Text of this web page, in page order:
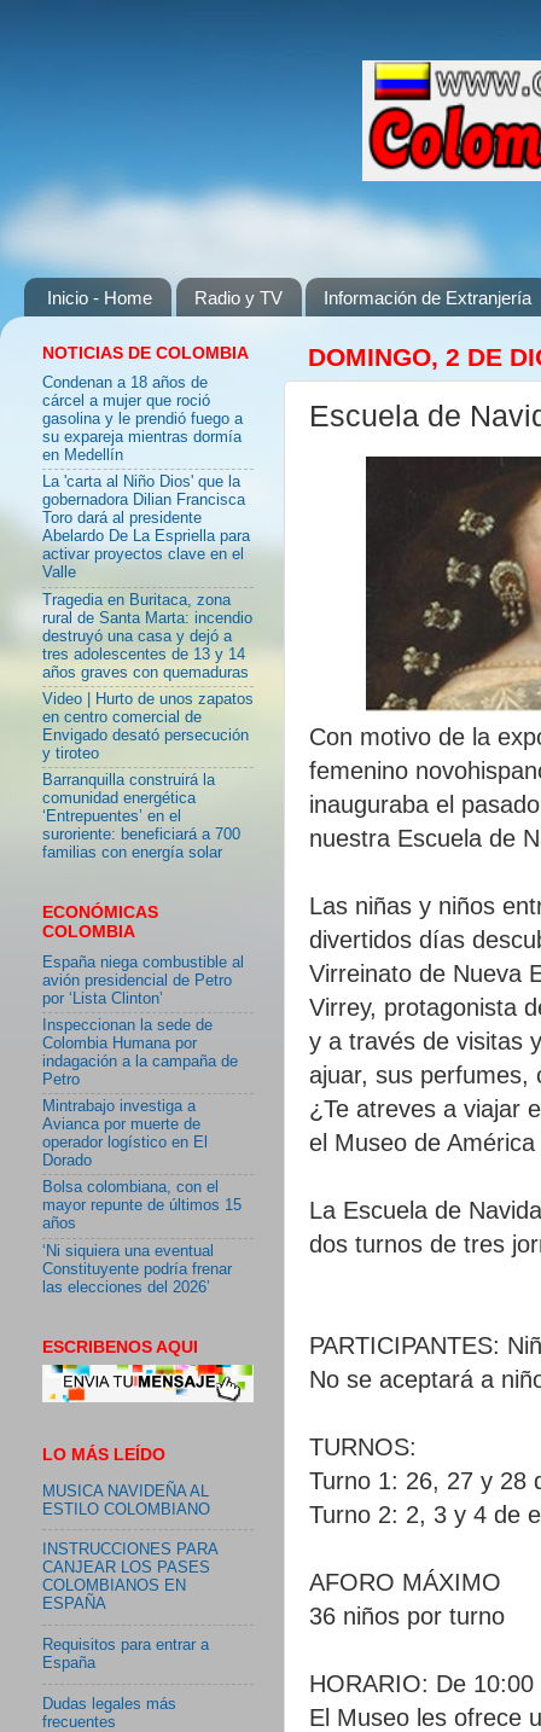
Inicio - Home Radio y TV Información de Extranjería
DOMINGO, 2 DE
Escuela de
Con motivo de la
femenino
inauguraba el
nuestra Escuela de
Las niñas y niños
divertidos días
Virreinato de Nueva
Virrey, protagonista
y a través de visitas
ajuar, sus perfumes,
¿Te atreves a viajar
el Museo de
La Escuela de
dos turnos de tres
PARTICIPANTES:
No se aceptará a
TURNOS:
Turno 1: 26, 27 y 28
Turno 2: 2, 3 y 4 de
AFORO MÁXIMO
36 niños por turno
HORARIO: De
El Museo les ofrece
NOTICIAS DE COLOMBIA
Condenan a 18 años de
cárcel a mujer que roció
gasolina y le prendió fuego a
su expareja mientras dormía
en Medellín
La 'carta al Niño Dios' que la
gobernadora Dilian Francisca
Toro dará al presidente
Abelardo De La Espriella para
activar proyectos clave en el
Valle
Tragedia en Buritaca, zona
rural de Santa Marta: incendio
destruyó una casa y dejó a
tres adolescentes de 13 y 14
años graves con quemaduras
Video | Hurto de unos zapatos
en centro comercial de
Envigado desató persecución
y tiroteo
Barranquilla construirá la
comunidad energética
‘Entrepuentes’ en el
suroriente: beneficiará a 700
familias con energía solar
ECONÓMICAS
COLOMBIA
España niega combustible al
avión presidencial de Petro
por ‘Lista Clinton’
Inspeccionan la sede de
Colombia Humana por
indagación a la campaña de
Petro
Mintrabajo investiga a
Avianca por muerte de
operador logístico en El
Dorado
Bolsa colombiana, con el
mayor repunte de últimos 15
años
‘Ni siquiera una eventual
Constituyente podría frenar
las elecciones del 2026’
ESCRIBENOS AQUI
LO MÁS LEÍDO
MUSICA NAVIDEÑA AL
ESTILO COLOMBIANO
INSTRUCCIONES PARA
CANJEAR LOS PASES
COLOMBIANOS EN
ESPAÑA
Requisitos para entrar a
España
Dudas legales más
frecuentes